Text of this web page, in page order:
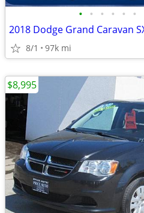
• • • • • •
2018 Dodge Grand Caravan
8/1 97k mi
$8,995